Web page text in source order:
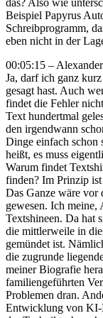
das? Also wie
Beispiel Papyrus
Schreibprogramm,
eben nicht in der
00:05:15 –
Ja, darf ich ganz
gesagt hast. Auch
findet die Fehler
Text hundertmal
den irgendwann
Dinge einfach schon
heißt, es muss
Warum findet
finden? Im Prinzip
Das Ganze wäre vor
gewesen. Ich meine,
Textshineen. Da hat
die mittlerweile in
gemündet ist.
die zugrunde
meiner Biografie
familiengeführten
Problemen dran.
Entwicklung von KI-